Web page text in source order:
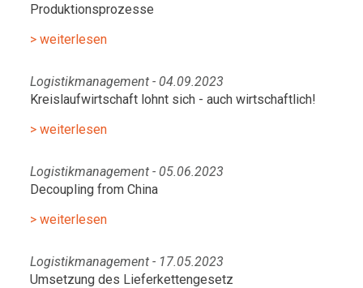
Produktionsprozesse
> weiterlesen
Logistikmanagement - 04.09.2023
Kreislaufwirtschaft lohnt sich - auch wirtschaftlich!
> weiterlesen
Logistikmanagement - 05.06.2023
Decoupling from China
> weiterlesen
Logistikmanagement - 17.05.2023
Umsetzung des Lieferkettengesetz